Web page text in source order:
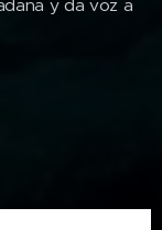
y da voz a